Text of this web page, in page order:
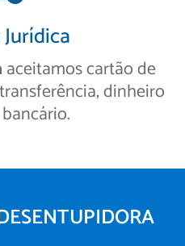
aceitamos cartão de
dinheiro